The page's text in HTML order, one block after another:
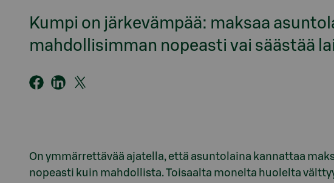
Kumpi on järkevämpää: maksaa
mahdollisimman nopeasti vai säästää
On ymmärrettävää ajatella, että asuntolaina kannattaa
nopeasti kuin mahdollista. Toisaalta monelta huolelta